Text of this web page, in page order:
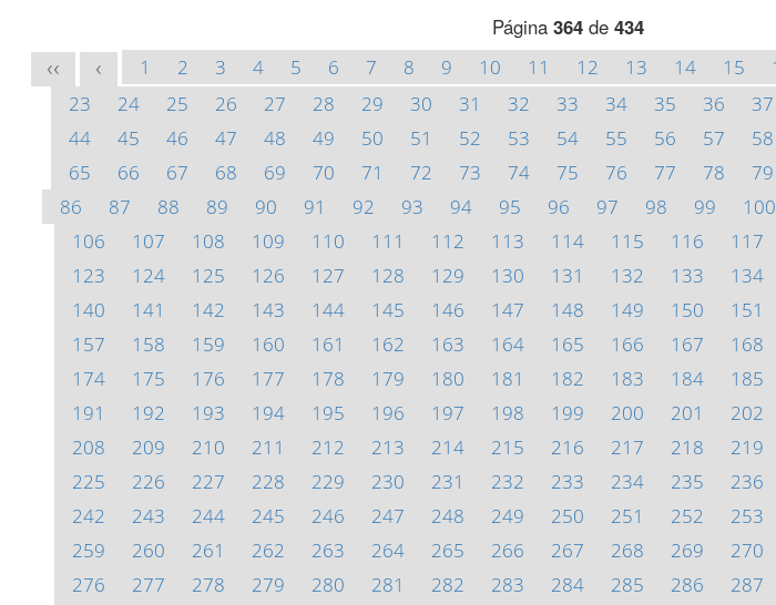
Página 364de 434
<< < 1 2 3 4 5 6 7 8 9 10 11 12 13 14 15
23
24 25 26 27 28 29 30 31 32 33 34 35 36 37
44
45 46 47 48 49 50 51 52 53 54 55 56 57 58
65
66 67 68 69 70 71 72 73 74 75 76 77 78 79
86
87 88 89 90 91 92 93 94 95 96 97 98 99 100
106
107 108 109 110 111 112 113 114 115 116 117
123
124 125 126 127 128 129 130 131 132 133 134
140
141 142 143 144 145 146 147 148 149 150 151
157
158 159 160 161 162 163 164 165 166 167 168
174
175 176 177 178 179 180 181 182 183 184 185
191
192 193 194 195 196 197 198 199 200 201 202
208
209 210 211 212 213 214 215 216 217 218 219
225
226 227 228 229 230 231 232 233 234 235 236
242
243 244 245 246 247 248 249 250 251 252 253
259
260 261 262 263 264 265 266 267 268 269 270
276
277 278 279 280 281 282 283 284 285 286 287